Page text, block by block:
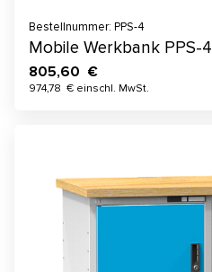
Bestellnummer: PPS-4
Mobile Werkbank PPS-4
805,60 €
974,78 € einschl. MwSt.